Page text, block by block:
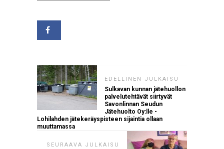
EDELLINEN JULKAISU
Sulkavan kunnan jätehuollon
palvelutehtävät siirtyvät
Savonlinnan Seudun
Jätehuolto Oy:lle -
Lohilahden jätekeräyspisteen sijaintia ollaan
muuttamassa
SEURAAVA JULKAISU